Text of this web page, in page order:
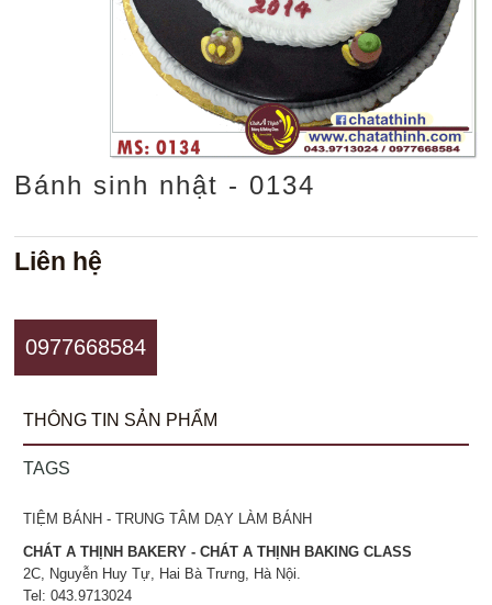
Bánh sinh nhật - 0134
Liên hệ
0977668584
THÔNG TIN SẢN PHẨM
TAGS
TIỆM BÁNH - TRUNG TÂM DẠY LÀM BÁNH
CHÁT A THỊNH BAKERY - CHÁT A THỊNH BAKING CLASS
2C, Nguyễn Huy Tự, Hai Bà Trưng, Hà Nội.
Tel: 043.9713024